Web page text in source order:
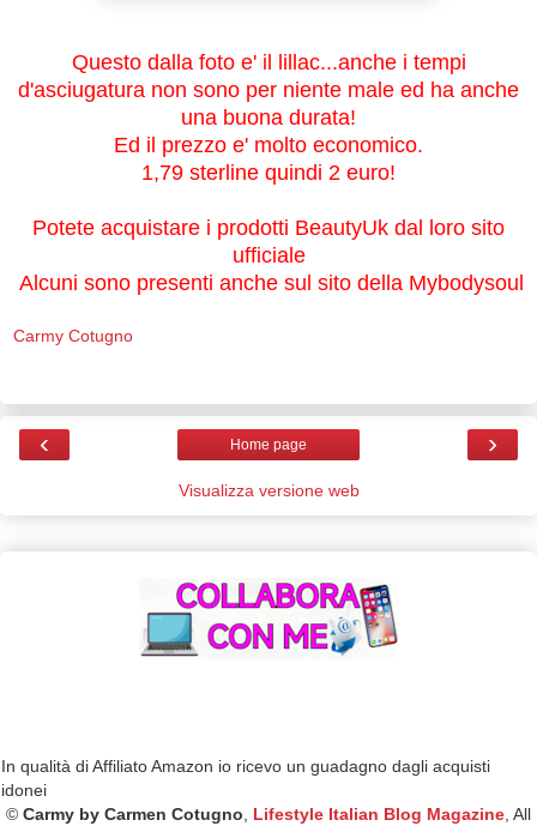
Questo dalla foto e' il lillac...anche i tempi
d'asciugatura non sono per niente male ed ha anche
una buona durata!
Ed il prezzo e' molto economico.
1,79 sterline quindi 2 euro!
Potete acquistare i prodotti BeautyUk dal loro sito
ufficiale
Alcuni sono presenti anche sul sito della Mybodysoul
Carmy Cotugno
‹ ›
Home page
Visualizza versione web
In qualità di Affiliato Amazon io ricevo un guadagno dagli acquisti
idonei
© Carmy by Carmen Cotugno, Lifestyle Italian Blog Magazine, All